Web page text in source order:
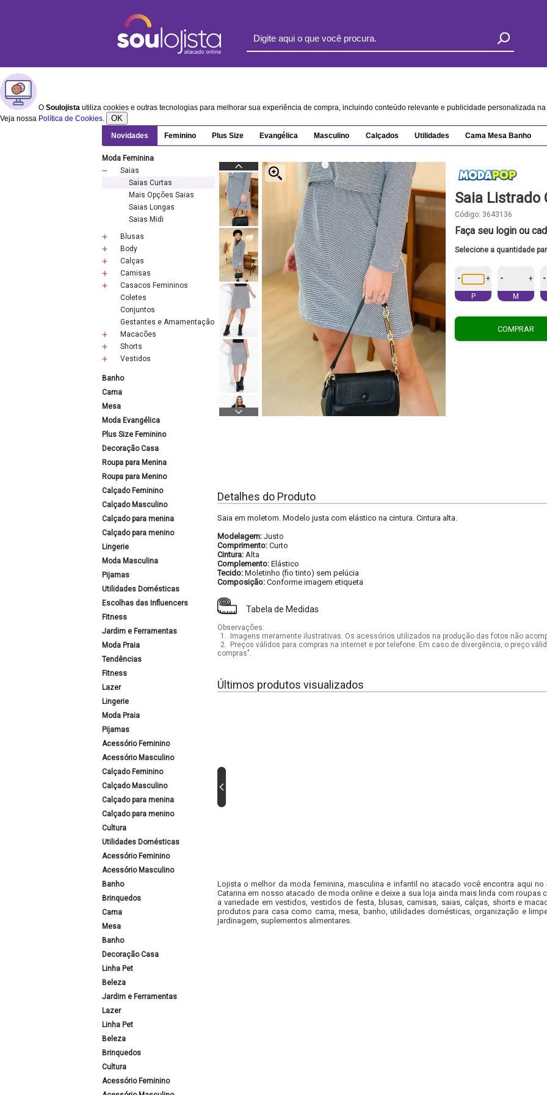
O Soulojista utiliza cookies e outras tecnologias para melhorar sua experiência de compra, incluindo conteúdo relevante e publicidade personalizada
Veja nossa Política de Cookies. OK
Novidades Feminino Plus Size Evangélica Masculino Calçados Utilidades Cama Mesa Banho
Moda Feminina
Saias
Saias Curtas
Mais Opções Saias
Saias Longas
Saias Midi
Blusas
Body
Calças
Camisas
Casacos Femininos
Coletes
Conjuntos
Gestantes e Amamentação
Macacões
Shorts
Vestidos
Banho
Cama
Mesa
Moda Evangélica
Plus Size Feminino
Decoração Casa
Roupa para Menina
Roupa para Menino
Calçado Feminino
Calçado Masculino
Calçado para menina
Calçado para menino
Lingerie
Moda Masculina
Pijamas
Utilidades Domésticas
Escolhas das Influencers
Fitness
Jardim e Ferramentas
Moda Praia
Tendências
Fitness
Lazer
Lingerie
Moda Praia
Pijamas
Acessório Feminino
Acessório Masculino
Calçado Feminino
Calçado Masculino
Calçado para menina
Calçado para menino
Cultura
Utilidades Domésticas
Acessório Feminino
Acessório Masculino
Banho
Brinquedos
Cama
Mesa
Banho
Decoração Casa
Linha Pet
Beleza
Jardim e Ferramentas
Lazer
Linha Pet
Beleza
Brinquedos
Cultura
Acessório Feminino
Saia Listrado
Código: 3643136
Faça seu login ou
Selecione a quantidade
- +
P
- +
M
-
COMPRAR
Detalhes do Produto
Saia em moletom. Modelo justa com elástico na cintura. Cintura alta.
Modelagem: Justo
Comprimento: Curto
Cintura: Alta
Complemento: Elástico
Tecido: Moletinho (fio tinto) sem pelúcia
Composição: Conforme imagem etiqueta
Tabela de Medidas
Observações:
1.
Imagens meramente ilustrativas. Os acessórios utilizados na produção das fotos não
2.
Preços válidos para compras na internet e por telefone. Em caso de divergência, o preço
compras".
Últimos produtos visualizados
Lojista o melhor da moda feminina, masculina e infantil no atacado você encontra aqui no
Catarina em nosso atacado de moda online e deixe a sua loja ainda mais linda com roupas
a variedade em vestidos, vestidos de festa, blusas, camisas, saias, calças, shorts e
produtos para casa como cama, mesa, banho, utilidades domésticas, organização e
jardinagem, suplementos alimentares.